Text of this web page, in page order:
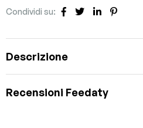
Condividi su:
Facebook
TwitterLinkedin
Descrizione
Recensioni Feedaty